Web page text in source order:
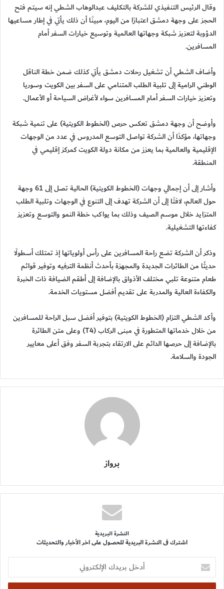
وقال الرئيس التنفيذي للشركة بالتكليف عبدالوهاب الشطي إنه سيتم فتح
الحجز على وجهة دمشق اعتبارًا من اليوم، مبينًا أن ذلك يأتي في إطار مساعيها
الدؤوبة لتعزيز شبكة وجهاتها العالمية وتوسيع خيارات السفر أمام
المسافرين.
وأضاف الشطي أن تشغيل رحلات دمشق يأتي كذلك ضمن خطة الناقل
الوطني الرامية إلى تلبية الطلب المتنامي على السفر بين الكويت وسوريا
وتعزيز خيارات السفر أمام المسافرين سواء لأغراض السياحة أو الأعمال.
وأوضح أن وجهة دمشق تعكس حرص (الخطوط الكويتية) على تنمية شبكة
وجهاتها، مؤكدًا أن الشركة تواصل التوسع المدروس في عدد من الوجهات
الإقليمية والعالمية بما يعزز من مكانة دولة الكويت كمركز إقليمي في
المنطقة.
وأشار إلى أن إجمالي وجهات (الخطوط الكويتية) الحالية تصل إلى 61 وجهة
حول العالم، لافتًا إلى أن الشركة تهدف إلى التنوع في الوجهات وتلبية الطلب
المتزايد خلال موسم الصيف وذلك بما يواكب خطة النمو والتوسع وتعزيز
كفاءتها التشغيلية.
وذكر أن الشركة تضع راحة المسافرين على رأس أولوياتها إذ تمتلك أسطولًا
حديثًا من الطائرات الجديدة والمجهزة بأحدث أنظمة الترفيه وتوفير قوائم
طعام متنوعة تلبي مختلف الأذواق بالإضافة إلى أطقم الضيافة ذات الخبرة
والكفاءة العالية والمدربة على تقديم أفضل مستويات الخدمة.
وأكد الشطي التزام (الخطوط الكويتية) بتوفير أفضل سبل الراحة للمسافرين
من خلال خدماتها المتطورة في مبنى الركاب (T4) وعلى متن الطائرة
بالإضافة إلى حرصها الدائم على الارتقاء بتجربة السفر وفق أعلى معايير
الجودة والسلامة.
برواز
النشرة البريدية
اشترك فى النشرة البريدية للحصول على اخر الأخبار والتحديثات
أدخل
بريدك
الإلكتروني